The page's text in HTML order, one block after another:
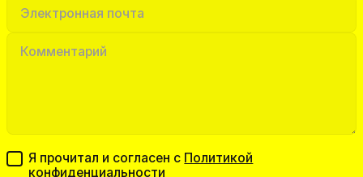
Я прочитал и согласен с Политикой
конфиденциальности